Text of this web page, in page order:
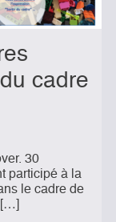
cadre
30
participé à la
le cadre de